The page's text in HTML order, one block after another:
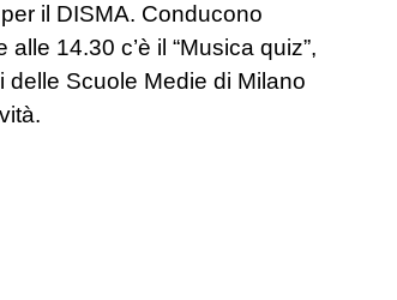
il DISMA. Conducono
14.30 c’è il “Musica quiz”,
delle Scuole Medie di Milano